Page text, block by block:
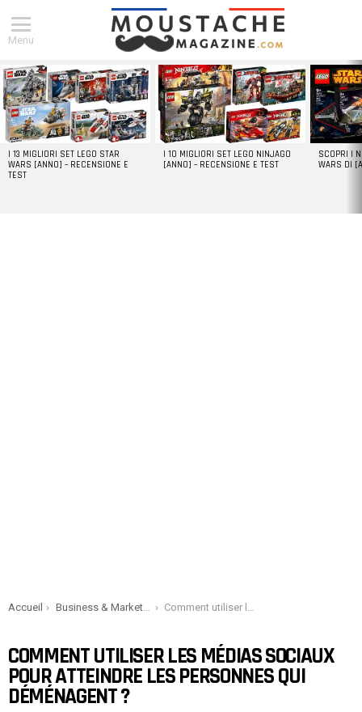
Menu
DERNIERS
ARTICLES
I 13 MIGLIORI SET LEGO STAR
WARS [ANNO] – RECENSIONE E
TEST
I 10 MIGLIORI SET LEGO NINJAGO
[ANNO] – RECENSIONE E TEST
SCOPRI I
WARS DI
You are here:
Accueil Business & Marketing Comment utiliser les médias sociaux pour atteindre les personnes qui déménagent ?
COMMENT UTILISER LES MÉDIAS SOCIAUX
POUR ATTEINDRE LES PERSONNES QUI
DÉMÉNAGENT ?